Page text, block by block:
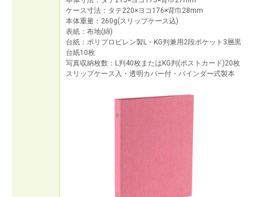
ケース寸法：タテ220×ヨコ176×背巾28mm
本体重量：260g(スリップケース込)
表紙：布地(綿)
台紙：ポリプロピレン製L・KG判兼用2段ポケット3層黒
台紙10枚
写真収納枚数：L判40枚またはKG判(ポストカード)20枚
スリップケース入・透明カバー付・バインダー式製本